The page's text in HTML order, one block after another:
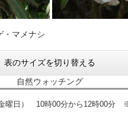
・マメナシ
表のサイズを切り替える
自然ウォッチング
曜日） 10時00分から12時00分